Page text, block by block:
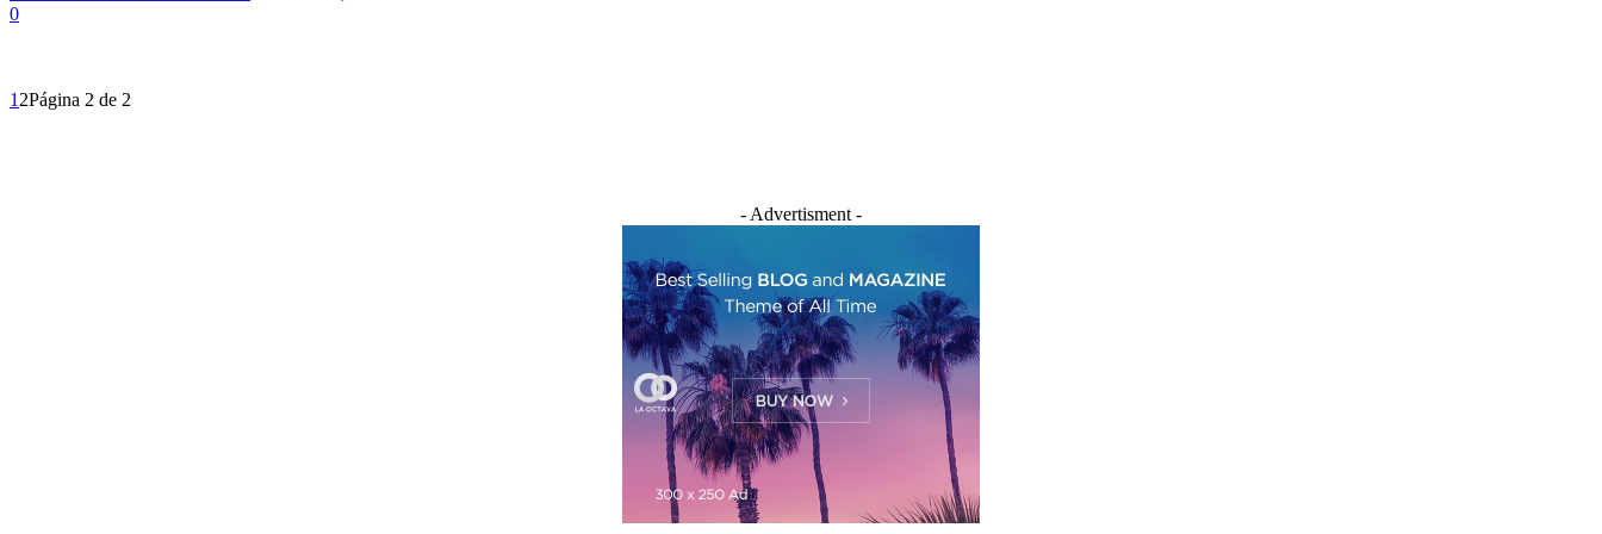
0
1 2Página 2 de 2
- Advertisment -